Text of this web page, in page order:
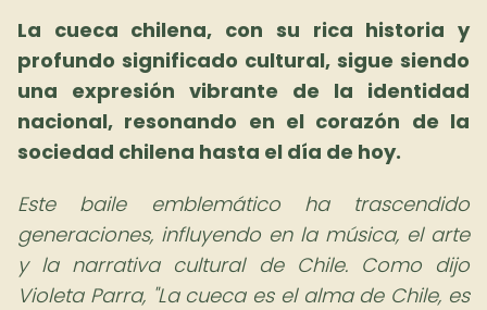
La cueca chilena, con su rica historia y
profundo significado cultural, sigue siendo
una expresión vibrante de la identidad
nacional, resonando en el corazón de la
sociedad chilena hasta el día de hoy.
Este baile emblemático ha trascendido
generaciones, influyendo en la música, el arte
y la narrativa cultural de Chile. Como dijo
Violeta Parra, "La cueca es el alma de Chile, es